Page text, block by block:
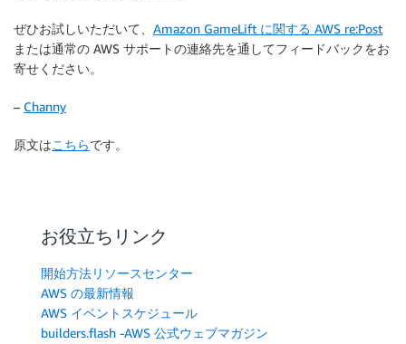
ぜひお試しいただいて、 Amazon GameLift に関する AWS re:Post
または通常の AWS サポートの連絡先を通してフィードバックをお
寄せください。
– Channy
原文はこちらです。
お役立ちリンク
開始方法リソースセンター
AWS の最新情報
AWS イベントスケジュール
builders.flash -AWS 公式ウェブマガジン